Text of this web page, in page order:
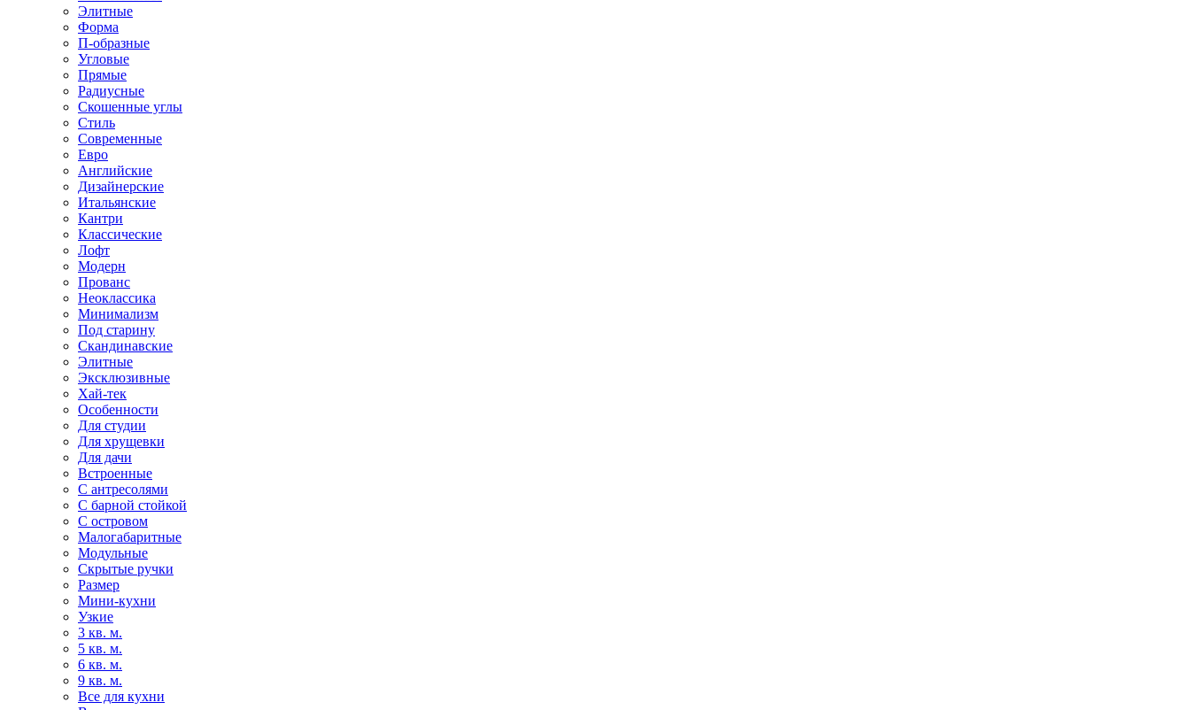
Элитные
Форма
П-образные
Угловые
Прямые
Радиусные
Скошенные углы
Стиль
Современные
Евро
Английские
Дизайнерские
Итальянские
Кантри
Классические
Лофт
Модерн
Прованс
Неоклассика
Минимализм
Под старину
Скандинавские
Элитные
Эксклюзивные
Хай-тек
Особенности
Для студии
Для хрущевки
Для дачи
Встроенные
С антресолями
С барной стойкой
С островом
Малогабаритные
Модульные
Скрытые ручки
Размер
Мини-кухни
Узкие
3 кв. м.
5 кв. м.
6 кв. м.
9 кв. м.
Все для кухни